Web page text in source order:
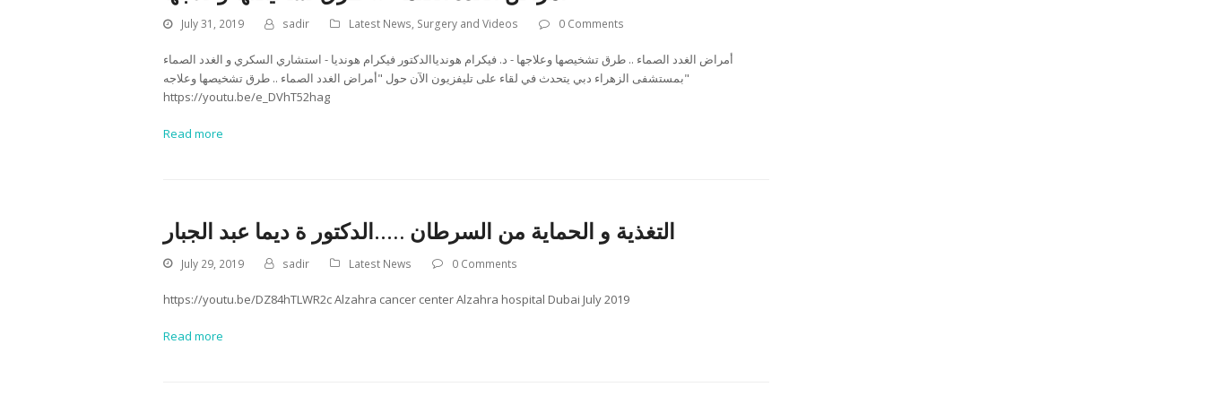
July 31, 2019 sadir Latest News, Surgery and Videos 0 Comments
أمراض الغدد الصماء .. طرق تشخيصها وعلاجها - د. فيكرام هوندياالدكتور فيكرام هونديا - استشاري السكري و الغدد الصماء
بمستشفى الزهراء دبي يتحدث في لقاء على تليفزيون الآن حول "أمراض الغدد الصماء .. طرق تشخيصها وعلاجه"
https://youtu.be/e_DVhT52hag
Read more
التغذية و الحماية من السرطان …..الدكتور ة ديما عبد الجبار
July 29, 2019 sadir Latest News 0 Comments
https://youtu.be/DZ84hTLWR2c Alzahra cancer center Alzahra hospital Dubai July 2019
Read more